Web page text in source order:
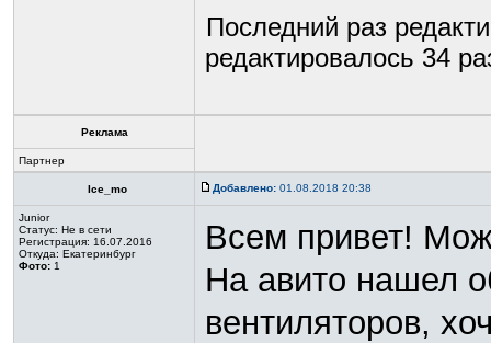
Последний раз
редактировалось 34
Реклама
Партнер
Ice_mo Добавлено: 01.08.2018 20:38
Junior
Статус: Не в сети
Регистрация: 16.07.2016
Откуда: Екатеринбург
Фото: 1
Всем привет!
На авито нашел
вентиляторов,